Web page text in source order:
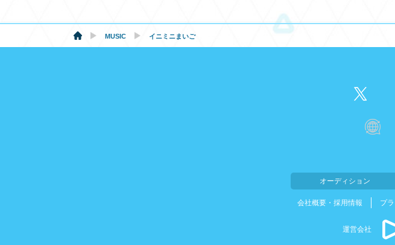
MUSIC イニミニまいご
オーディション
会社概要・採用情報 プ
運営会社